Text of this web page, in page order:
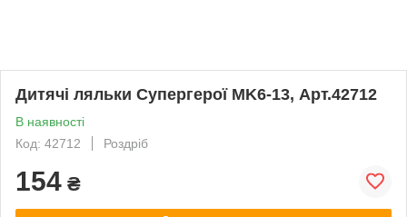
Дитячі ляльки Супергерої MK6-13, Арт.42712
В наявності
Код: 42712
Роздріб
154 ₴